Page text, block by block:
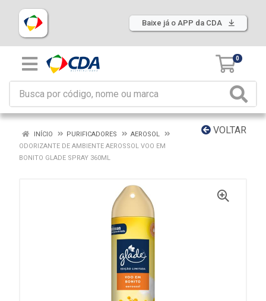
Baixe já o APP da CDA
0
VOLTAR
INÍCIO PURIFICADORES
AEROSOL
ODORIZANTE DE AMBIENTE AEROSSOL VOO EM
BONITO GLADE SPRAY 360ML